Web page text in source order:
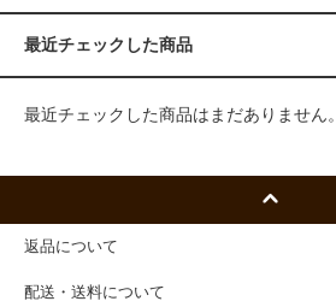
最近チェックした商品
最近チェックした商品はまだありません。
返品について
配送・送料について